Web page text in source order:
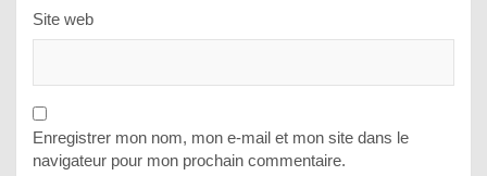
Site web
Enregistrer mon nom, mon e-mail et mon site dans le
navigateur pour mon prochain commentaire.